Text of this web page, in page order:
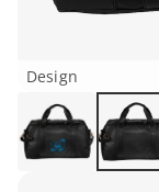
Design